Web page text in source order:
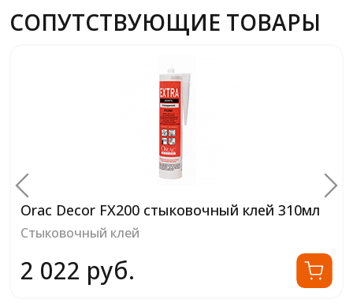
СОПУТСТВУЮЩИЕ ТОВАРЫ
Orac Decor FX200 стыковочный клей 310мл
Стыковочный клей
2 022 руб.